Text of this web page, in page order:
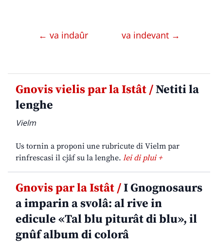
← va indaûr va indevant →
Gnovis vielis par la Istât /Netiti la
lenghe
Vielm
Us tornin a proponi une rubricute di Vielm par
rinfrescasi il cjâf su la lenghe. lei di plui +
Gnovis par la Istât /I Gnognosaurs
a imparin a svolâ: al rive in
edicule «Tal blu piturât di blu», il
gnûf album di colorâ